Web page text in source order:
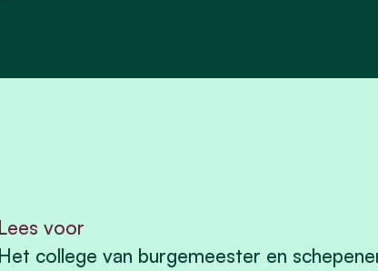
Lees voor
Het college van burgemeester en